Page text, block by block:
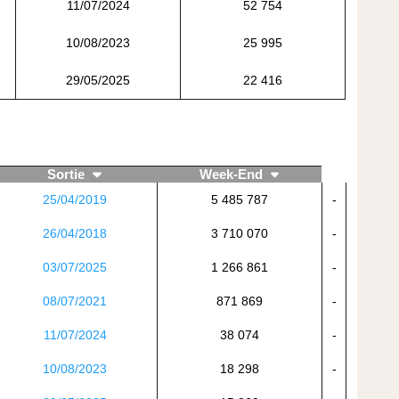
11/07/2024 52 754
10/08/2023 25 995
29/05/2025 22 416
Sortie
Week-End
25/04/2019
5 485 787 -
26/04/2018 3 710 070 -
03/07/2025 1 266 861 -
08/07/2021 871 869 -
11/07/2024 38 074 -
10/08/2023 18 298 -